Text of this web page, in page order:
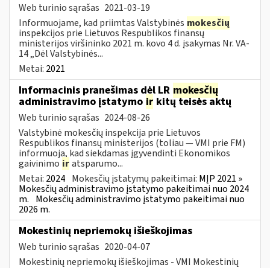
Web turinio sąrašas 2021-03-19
Informuojame, kad priimtas Valstybinės mokesčių
inspekcijos prie Lietuvos Respublikos finansų
ministerijos viršininko 2021 m. kovo 4 d. įsakymas Nr. VA-
14 „Dėl Valstybinės...
Metai: 2021
Informacinis pranešimas dėl LR mokesčių
administravimo įstatymo ir kitų teisės aktų
Web turinio sąrašas 2024-08-26
Valstybinė mokesčių inspekcija prie Lietuvos
Respublikos finansų ministerijos (toliau — VMI prie FM)
informuoja, kad siekdamas įgyvendinti Ekonomikos
gaivinimo iratsparumo...
Metai: 2024 Mokesčių įstatymų pakeitimai: MĮP 2021 »
Mokesčių administravimo įstatymo pakeitimai nuo 2024
m. Mokesčių administravimo įstatymo pakeitimai nuo
2026 m.
Mokestinių nepriemokų išieškojimas
Web turinio sąrašas 2020-04-07
Mokestinių nepriemokų išieškojimas - VMI Mokestinių